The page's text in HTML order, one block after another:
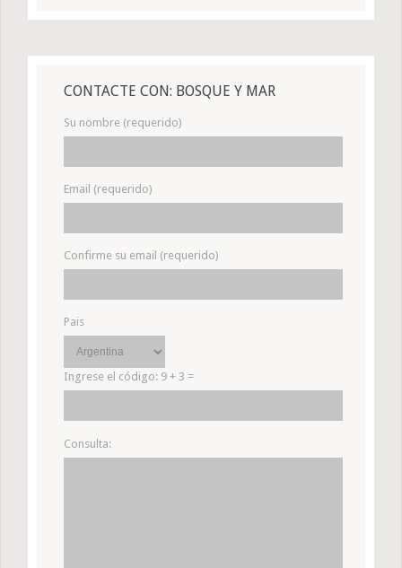
CONTACTE CON: BOSQUE Y MAR
Su nombre (requerido)
Email (requerido)
Confirme su email (requerido)
Pais
Ingrese el código: 9 + 3 =
Consulta: